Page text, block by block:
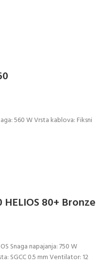
560 W Vrsta kablova: Fiksni
80+ Bronze
Snaga napajanja: 750 W
SGCC 0.5 mm Ventilator: 12